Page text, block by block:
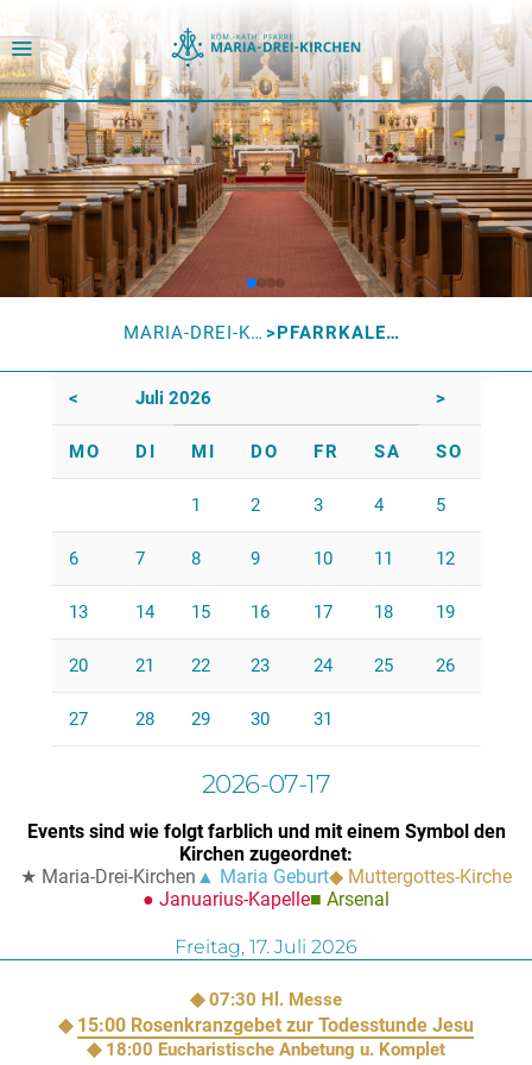
MARIA-DREI-KIRCHEN PFARRKALENDER
< Juli 2026 >
MO DI MI DO FR SA SO
1 2 3 4 5
6 7 8 9 10 11 12
13 14 15 16 17 18 19
20 21 22 23 24 25 26
27 28 29 30 31
2026-07-17
Events sind wie folgt farblich und mit einem Symbol den
Kirchen zugeordnet:
Maria-Drei-Kirchen
Maria Geburt
Muttergottes-Kirche
Januarius-Kapelle
Arsenal
Freitag, 17. Juli 2026
07:30 Hl. Messe
15:00 Rosenkranzgebet zur Todesstunde Jesu
18:00 Eucharistische Anbetung u. Komplet